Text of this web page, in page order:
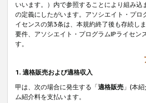
いいます。）内で参照することにより組み
の定義にしたがいます。アソシエイト・プ
イセンスの第3条は、本規約終了後も存続し
要件、アソシエイト・プログラムIPライセ
す。
1. 適格販売および適格収入
甲は、次の場合に発生する「適格販売 」(本
ム紹介料を支払います。